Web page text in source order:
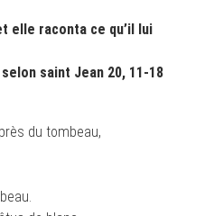
elle raconta ce qu’il lui
saint Jean 20, 11-18
du tombeau,